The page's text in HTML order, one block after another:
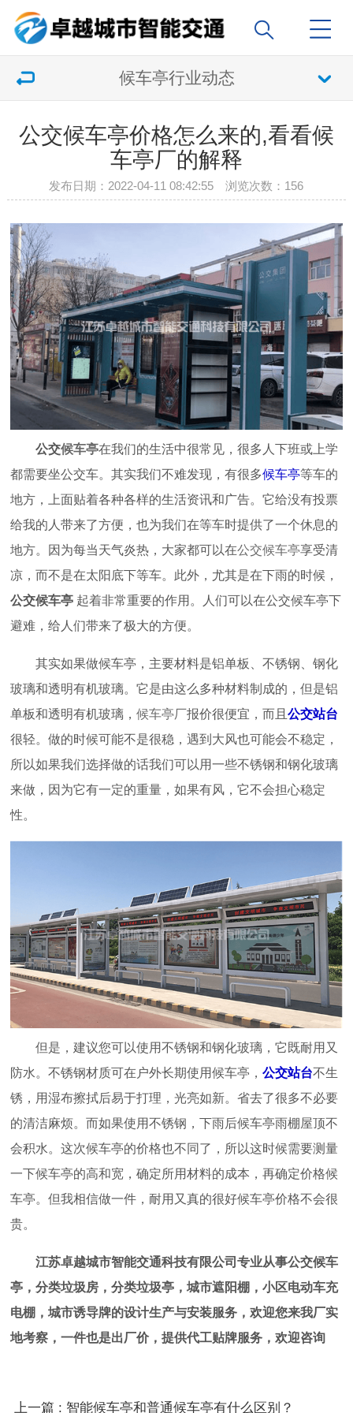
候车亭行业动态
公交候车亭价格怎么来的,看看候
车亭厂的解释
发布日期：2022-04-11 08:42:55 浏览次数： 156
公交候车亭在我们的生活中很常见，很多人下班或上学
都需要坐公交车。其实我们不难发现，有很多候车亭等车的
地方，上面贴着各种各样的生活资讯和广告。它给没有投票
给我的人带来了方便，也为我们在等车时提供了一个休息的
地方。因为每当天气炎热，大家都可以在公交候车亭享受清
凉，而不是在太阳底下等车。此外，尤其是在下雨的时候，
公交候车亭 起着非常重要的作用。人们可以在公交候车亭下
避难，给人们带来了极大的方便。
其实如果做候车亭，主要材料是铝单板、不锈钢、钢化
玻璃和透明有机玻璃。它是由这么多种材料制成的，但是铝
单板和透明有机玻璃，候车亭厂报价很便宜，而且公交站台
很轻。做的时候可能不是很稳，遇到大风也可能会不稳定，
所以如果我们选择做的话我们可以用一些不锈钢和钢化玻璃
来做，因为它有一定的重量，如果有风，它不会担心稳定
性。
但是，建议您可以使用不锈钢和钢化玻璃，它既耐用又
防水。不锈钢材质可在户外长期使用候车亭，公交站台不生
锈 ，用湿布擦拭后易于打理，光亮如新。省去了很多不必要
的清洁麻烦。而如果使用不锈钢，下雨后候车亭雨棚屋顶不
会积水。这次候车亭的价格也不同了，所以这时候需要测量
一下候车亭的高和宽，确定所用材料的成本，再确定价格候
车亭。但我相信做一件，耐用又真的很好候车亭价格不会很
贵。
江苏卓越城市智能交通科技有限公司专业从事公交候车
亭，分类垃圾房，分类垃圾亭，城市遮阳棚，小区电动车充
电棚，城市诱导牌的设计生产与安装服务，欢迎您来我厂实
地考察，一件也是出厂价，提供代工贴牌服务，欢迎咨询
上一篇 : 智能候车亭和普通候车亭有什么区别？